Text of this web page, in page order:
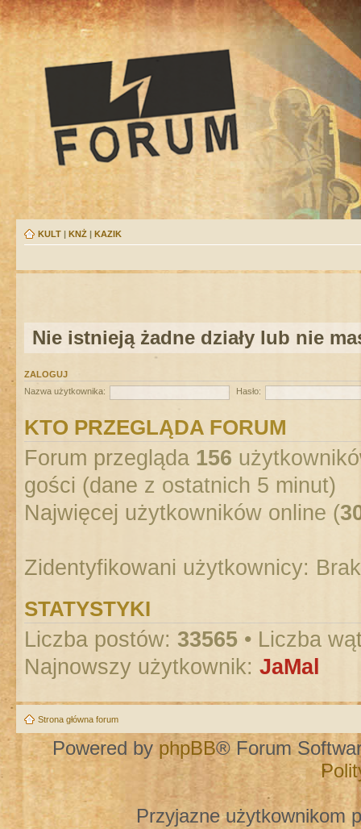
KULT | KNŻ | KAZIK
Nie istnieją żadne działy lub nie
ZALOGUJ
Nazwa użytkownika:
Hasło:
KTO PRZEGLĄDA FORUM
Forum przegląda 156
gości (dane z ostatnich 5 minut)
Najwięcej użytkowników online (
Zidentyfikowani użytkownicy:
STATYSTYKI
Liczba postów: 33565 • Liczba
Najnowszy użytkownik: JaMal
Strona główna forum
Powered by phpBB® Forum
Przyjazne użytkownikom